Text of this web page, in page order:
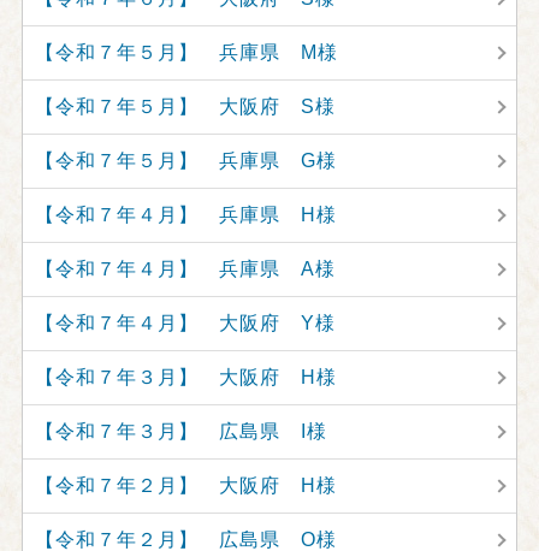
【令和７年５月】 兵庫県 M様
【令和７年５月】 大阪府 S様
【令和７年５月】 兵庫県 G様
【令和７年４月】 兵庫県 H様
【令和７年４月】 兵庫県 A様
【令和７年４月】 大阪府 Y様
【令和７年３月】 大阪府 H様
【令和７年３月】 広島県 I様
【令和７年２月】 大阪府 H様
【令和７年２月】 広島県 O様